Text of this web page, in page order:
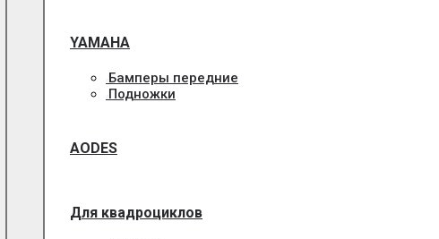
YAMAHA
Бамперы передние
Подножки
AODES
Для квадроциклов